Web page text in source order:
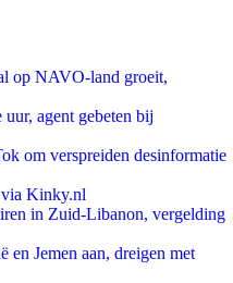
op NAVO-land groeit,
agent gebeten bij
om verspreiden desinformatie
via Kinky.nl
in Zuid-Libanon, vergelding
en Jemen aan, dreigen met